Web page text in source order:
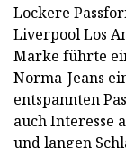
Lockere
Liverpool Los
Marke führte
Norma-Jeans
entspannten
auch Interesse
und langen